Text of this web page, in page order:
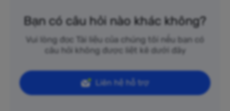
Bạn có câu hỏi nào khác không?
Vui lòng đọc Tài liệu của chúng tôi nếu bạn có
câu hỏi không được liệt kê dưới đây
Liên hệ hỗ trợ